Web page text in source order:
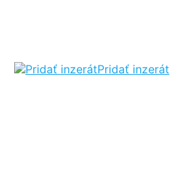
Pridať inzerát